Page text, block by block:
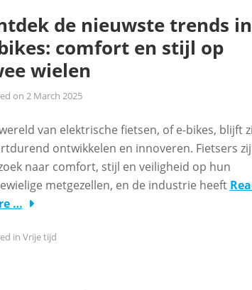
de nieuwste trends in
comfort en stijl op
wielen
on 2 March 2025
van elektrische fietsen, of e-bikes, blijft
ontwikkelen en innoveren. Fietsers
naar comfort, stijl en veiligheid op hun
metgezellen, en de industrie heeft
…
in Vrije tijd